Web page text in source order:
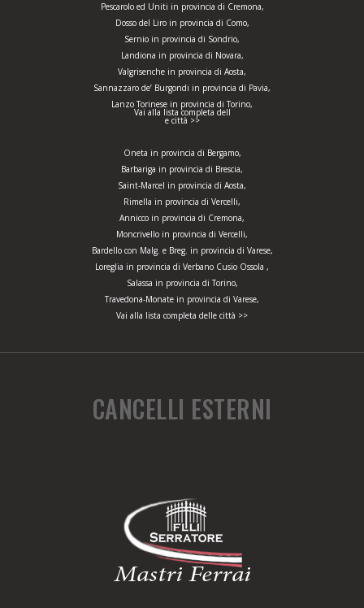
Pescarolo ed Uniti in provincia di Cremona,
Dosso del Liro in provincia di Como,
Sernio in provincia di Sondrio,
Landiona in provincia di Novara,
Valgrisenche in provincia di Aosta,
Sannazzaro de’ Burgondi in provincia di Pavia,
Lanzo Torinese in provincia di Torino,
Vai alla lista completa dell
e città >>
Oneta in provincia di Bergamo,
Barbariga in provincia di Brescia,
Saint-Marcel in provincia di Aosta,
Rimella in provincia di Vercelli,
Annicco in provincia di Cremona,
Moncrivello in provincia di Vercelli,
Bardello con Malg. e Breg. in provincia di Varese,
Loreglia in provincia di Verbano Cusio Ossola ,
Salassa in provincia di Torino,
Travedona-Monate in provincia di Varese,
Vai alla lista completa delle città >>
CANCELLI ESTERNI